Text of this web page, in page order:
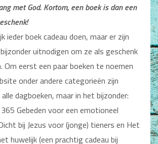
met God. Kortom, een boek is dan een
ieder boek cadeau doen, maar er zijn
uitnodigen om ze als geschenk
Om eerst een paar boeken te noemen
onder andere categorieën zijn
dagboeken, maar in het bijzonder:
Gebeden voor een emotioneel
bij Jezus voor (jonge) tieners en Het
huwelijk (een prachtig cadeau bij